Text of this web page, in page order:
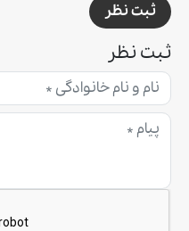
ثبت نظر
ثبت نظر